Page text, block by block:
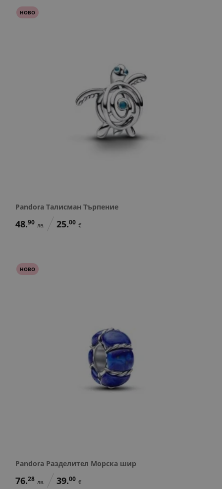
НОВО
Pandora Талисман Търпение
48.90 лв. 25.00 €
НОВО
Pandora Разделител Морска шир
76.28 лв. 39.00 €